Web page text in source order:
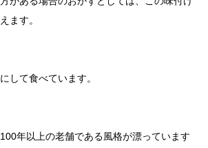
ます。
して食べています。
年以上の老舗である風格が漂っています